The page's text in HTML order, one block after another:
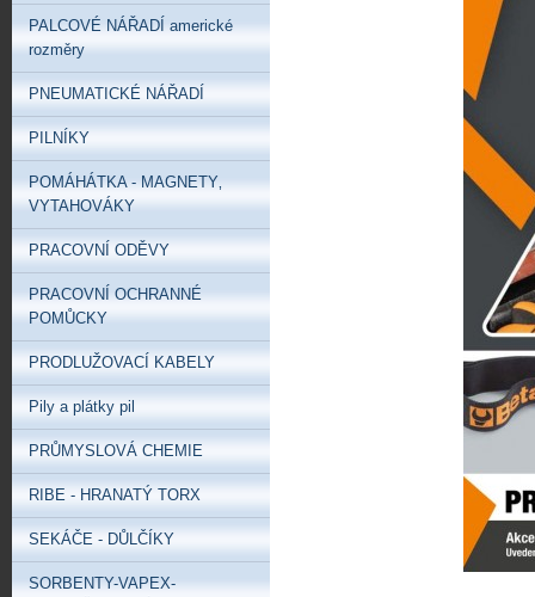
PALCOVÉ NÁŘADÍ americké
rozměry
PNEUMATICKÉ NÁŘADÍ
PILNÍKY
POMÁHÁTKA - MAGNETY‚
VYTAHOVÁKY
PRACOVNÍ ODĚVY
PRACOVNÍ OCHRANNÉ
POMŮCKY
PRODLUŽOVACÍ KABELY
Pily a plátky pil
PRŮMYSLOVÁ CHEMIE
RIBE - HRANATÝ TORX
SEKÁČE - DŮLČÍKY
SORBENTY-VAPEX-